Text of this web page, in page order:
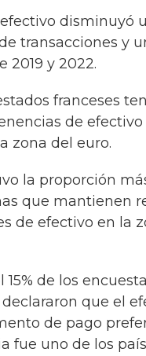
disminuyó
transacciones y
2019 y 2022.
franceses
de
zona del euro.
la proporción
que mantienen
de efectivo en la
15% de los
que el
de pago
fue uno de los